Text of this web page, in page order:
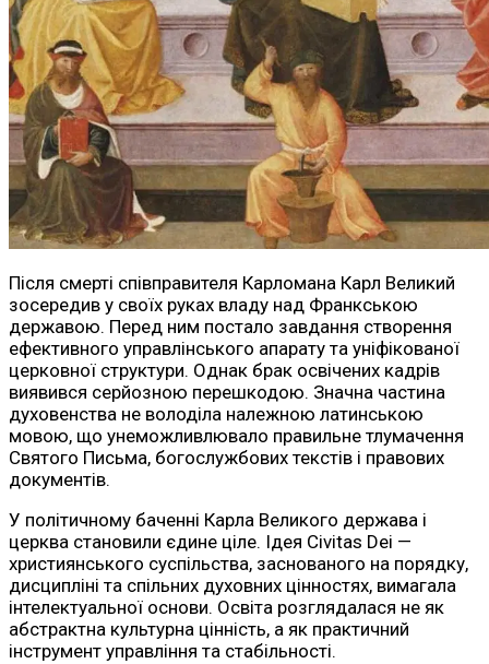
Після смерті співправителя Карломана Карл Великий
зосередив у своїх руках владу над Франкською
державою. Перед ним постало завдання створення
ефективного управлінського апарату та уніфікованої
церковної структури. Однак брак освічених кадрів
виявився серйозною перешкодою. Значна частина
духовенства не володіла належною латинською
мовою, що унеможливлювало правильне тлумачення
Святого Письма, богослужбових текстів і правових
документів.
У політичному баченні Карла Великого держава і
церква становили єдине ціле. Ідея Civitas Dei —
християнського суспільства, заснованого на порядку,
дисципліні та спільних духовних цінностях, вимагала
інтелектуальної основи. Освіта розглядалася не як
абстрактна культурна цінність, а як практичний
інструмент управління та стабільності.